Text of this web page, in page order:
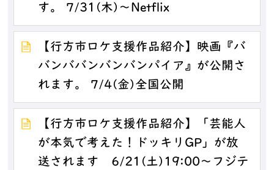
す。 7/31(木)～Netflix
【行方市ロケ支援作品紹介】映画『バ
バンババンバンバンパイア』が公開さ
れます。 7/4(金)全国公開
【行方市ロケ支援作品紹介】「芸能人
が本気で考えた！ドッキリGP」が放
送されます 6/21(土)19:00～フジテ